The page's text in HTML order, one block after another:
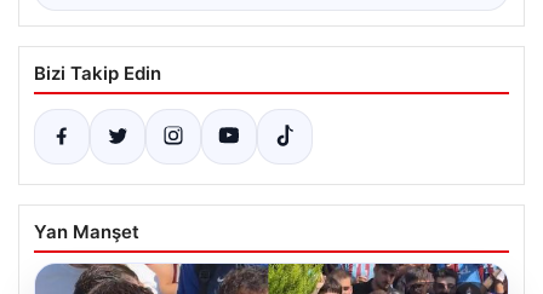
Bizi Takip Edin
Yan Manşet